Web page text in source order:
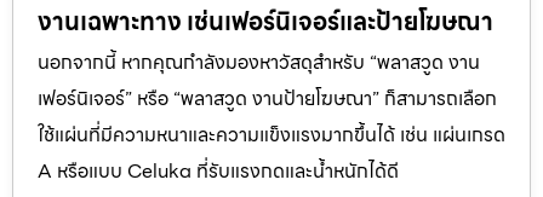
งานเฉพาะทาง เช่นเฟอร์นิเจอร์และป้ายโฆษณา
นอกจากนี้ หากคุณกำลังมองหาวัสดุสำหรับ “พลาสวูด งาน
เฟอร์นิเจอร์” หรือ “พลาสวูด งานป้ายโฆษณา” ก็สามารถเลือก
ใช้แผ่นที่มีความหนาและความแข็งแรงมากขึ้นได้ เช่น แผ่นเกรด
A หรือแบบ Celuka ที่รับแรงกดและน้ำหนักได้ดี